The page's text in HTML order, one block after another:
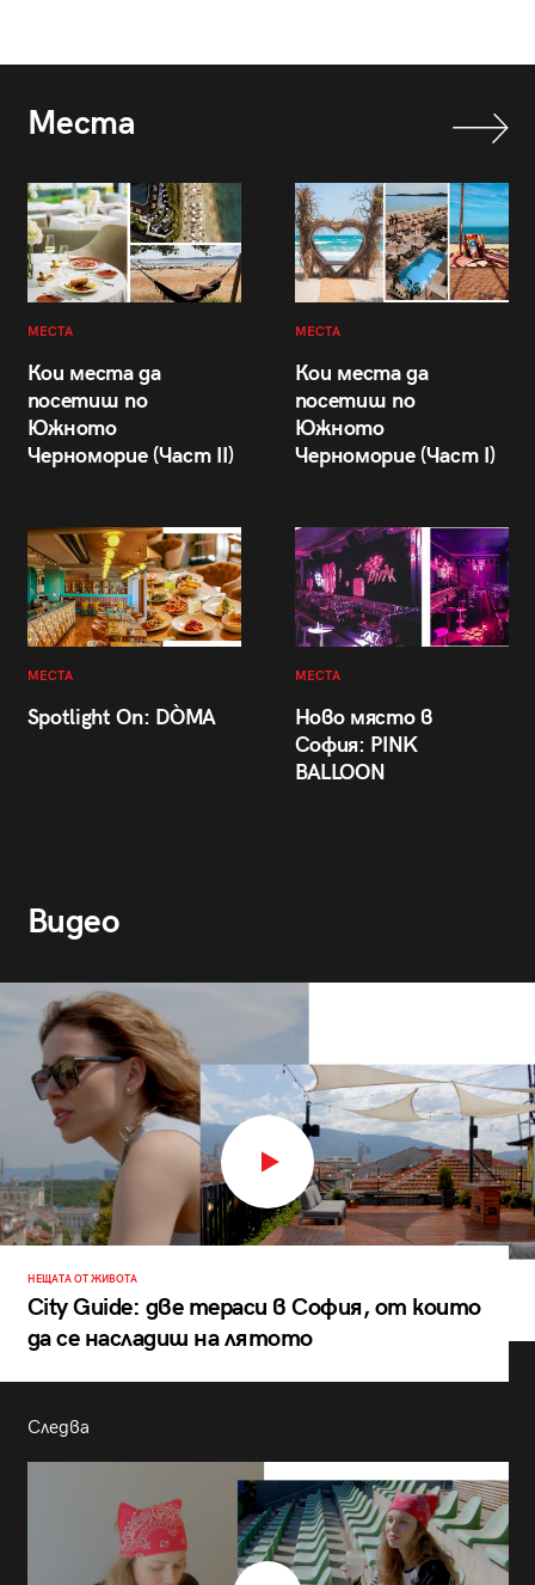
Места
МЕСТА
Кои места да
посетиш по
Южното
Черноморие (Част II)
МЕСТА
Кои места да
посетиш по
Южното
Черноморие (Част I)
МЕСТА
Spotlight On: DÒMA
МЕСТА
Ново място в
София: PINK
BALLOON
Видео
НЕЩАТА ОТ ЖИВОТА
City Guide: две тераси в София, от които
да се насладиш на лятото
Следва